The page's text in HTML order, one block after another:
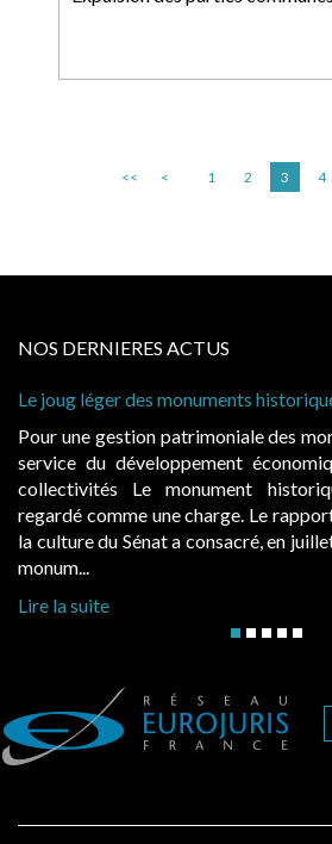
<< < 1 2 3 4
NOS DERNIERES ACTUS
des monuments historiques
gestion patrimoniale des monuments
du développement économique et
Le monument historique a
comme une charge. Le rapport que la
du Sénat a consacré, en juillet 2026, à